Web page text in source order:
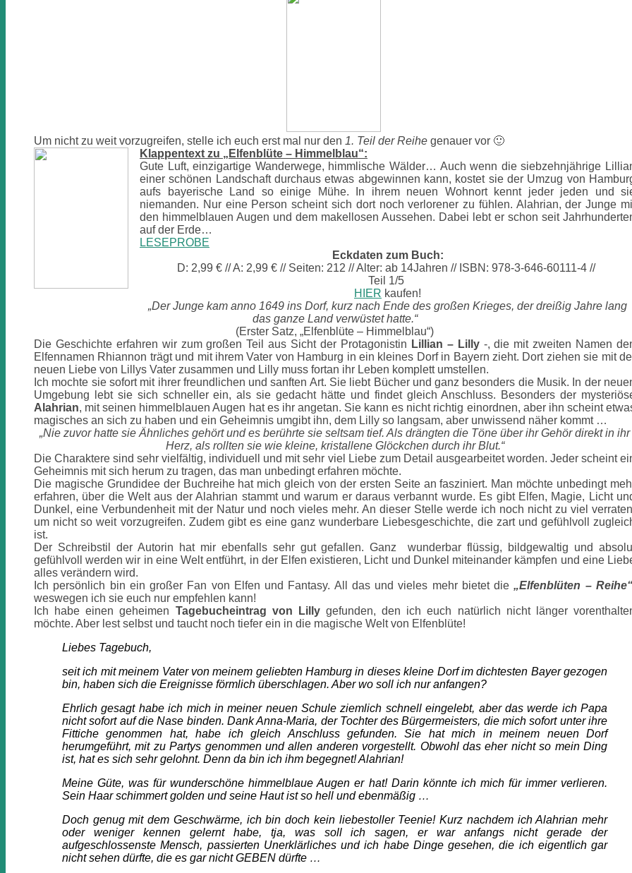
Um nicht zu weit vorzugreifen, stelle ich euch erst mal nur den 1. Teil der Reihe genauer vor 🙂
Klappentext zu „Elfenblüte – Himmelblau“:
Gute Luft, einzigartige Wanderwege, himmlische Wälder… Auch wenn die siebzehnjährige
einer schönen Landschaft durchaus etwas abgewinnen kann, kostet sie der Umzug von
aufs bayerische Land so einige Mühe. In ihrem neuen Wohnort kennt jeder jeden und
niemanden. Nur eine Person scheint sich dort noch verlorener zu fühlen. Alahrian, der Junge
den himmelblauen Augen und dem makellosen Aussehen. Dabei lebt er schon seit
auf der Erde…
LESEPROBE
Eckdaten zum Buch:
D: 2,99 € // A: 2,99 € // Seiten: 212 // Alter: ab 14Jahren // ISBN: 978-3-646-60111-4 //
Teil 1/5
HIER kaufen!
„Der Junge kam anno 1649 ins Dorf, kurz nach Ende des großen Krieges, der dreißig Jahre lang
das ganze Land verwüstet hatte.“
(Erster Satz, „Elfenblüte – Himmelblau“)
Die Geschichte erfahren wir zum großen Teil aus Sicht der Protagonistin Lillian – Lilly-, die mit zweiten Namen
Elfennamen Rhiannon trägt und mit ihrem Vater von Hamburg in ein kleines Dorf in Bayern zieht. Dort ziehen sie mit
neuen Liebe von Lillys Vater zusammen und Lilly muss fortan ihr Leben komplett umstellen.
Ich mochte sie sofort mit ihrer freundlichen und sanften Art. Sie liebt Bücher und ganz besonders die Musik. In der
Umgebung lebt sie sich schneller ein, als sie gedacht hätte und findet gleich Anschluss. Besonders der
Alahrian, mit seinen himmelblauen Augen hat es ihr angetan. Sie kann es nicht richtig einordnen, aber ihn scheint
magisches an sich zu haben und ein Geheimnis umgibt ihn, dem Lilly so langsam, aber unwissend näher kommt …
„Nie zuvor hatte sie Ähnliches gehört und es berührte sie seltsam tief. Als drängten die Töne über ihr Gehör direkt in ihr
Herz, als rollten sie wie kleine, kristallene Glöckchen durch ihr Blut.“
Die Charaktere sind sehr vielfältig, individuell und mit sehr viel Liebe zum Detail ausgearbeitet worden. Jeder scheint
Geheimnis mit sich herum zu tragen, das man unbedingt erfahren möchte.
Die magische Grundidee der Buchreihe hat mich gleich von der ersten Seite an fasziniert. Man möchte unbedingt
erfahren, über die Welt aus der Alahrian stammt und warum er daraus verbannt wurde. Es gibt Elfen, Magie, Licht
Dunkel, eine Verbundenheit mit der Natur und noch vieles mehr. An dieser Stelle werde ich noch nicht zu viel
um nicht so weit vorzugreifen. Zudem gibt es eine ganz wunderbare Liebesgeschichte, die zart und gefühlvoll
ist.
Der Schreibstil der Autorin hat mir ebenfalls sehr gut gefallen. Ganz wunderbar flüssig, bildgewaltig und
gefühlvoll werden wir in eine Welt entführt, in der Elfen existieren, Licht und Dunkel miteinander kämpfen und eine
alles verändern wird.
Ich persönlich bin ein großer Fan von Elfen und Fantasy. All das und vieles mehr bietet die„Elfenblüten –
weswegen ich sie euch nur empfehlen kann!
Ich habe einen geheimen Tagebucheintrag von Lillygefunden, den ich euch natürlich nicht länger
möchte. Aber lest selbst und taucht noch tiefer ein in die magische Welt von Elfenblüte!
Liebes Tagebuch,
seit ich mit meinem Vater von meinem geliebten Hamburg in dieses kleine Dorf im dichtesten Bayer gezogen
bin, haben sich die Ereignisse förmlich überschlagen. Aber wo soll ich nur anfangen?
Ehrlich gesagt habe ich mich in meiner neuen Schule ziemlich schnell eingelebt, aber das werde ich Papa
nicht sofort auf die Nase binden. Dank Anna-Maria, der Tochter des Bürgermeisters, die mich sofort unter ihre
Fittiche genommen hat, habe ich gleich Anschluss gefunden. Sie hat mich in meinem neuen Dorf
herumgeführt, mit zu Partys genommen und allen anderen vorgestellt. Obwohl das eher nicht so mein Ding
ist, hat es sich sehr gelohnt. Denn da bin ich ihm begegnet! Alahrian!
Meine Güte, was für wunderschöne himmelblaue Augen er hat! Darin könnte ich mich für immer verlieren.
Sein Haar schimmert golden und seine Haut ist so hell und ebenmäßig …
Doch genug mit dem Geschwärme, ich bin doch kein liebestoller Teenie! Kurz nachdem ich Alahrian mehr
oder weniger kennen gelernt habe, tja, was soll ich sagen, er war anfangs nicht gerade der
aufgeschlossenste Mensch, passierten Unerklärliches und ich habe Dinge gesehen, die ich eigentlich gar
nicht sehen dürfte, die es gar nicht GEBEN dürfte …